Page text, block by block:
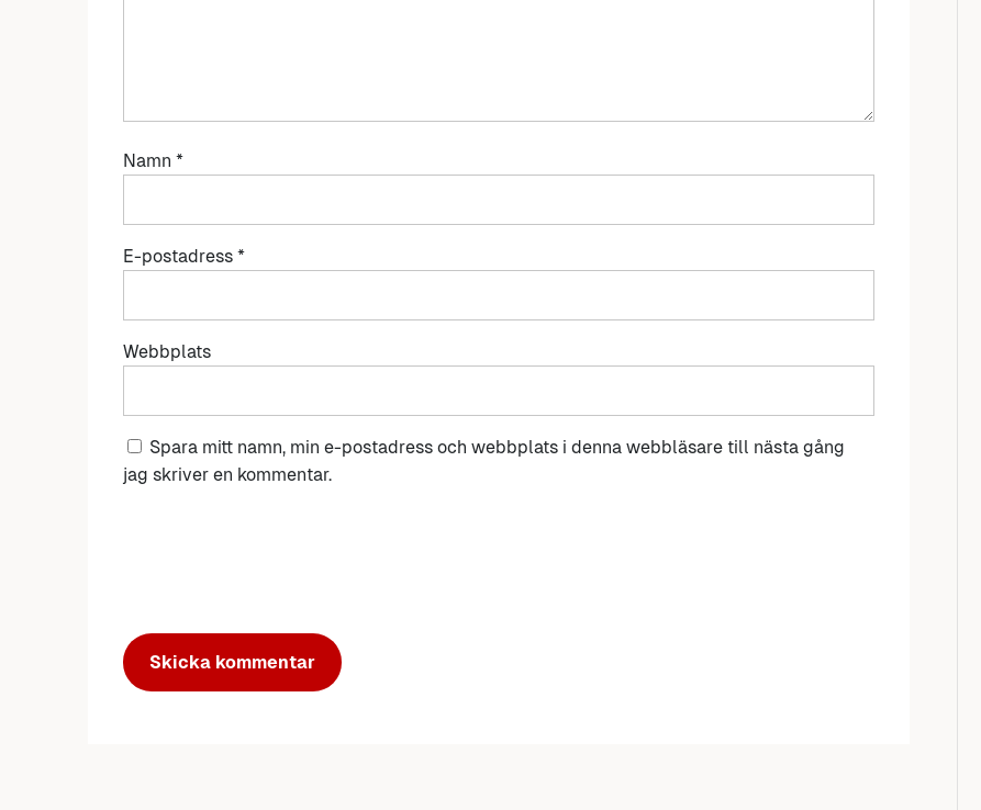
Namn *
E-postadress *
Webbplats
Spara mitt namn, min e-postadress och webbplats i denna webbläsare till nästa gång
jag skriver en kommentar.